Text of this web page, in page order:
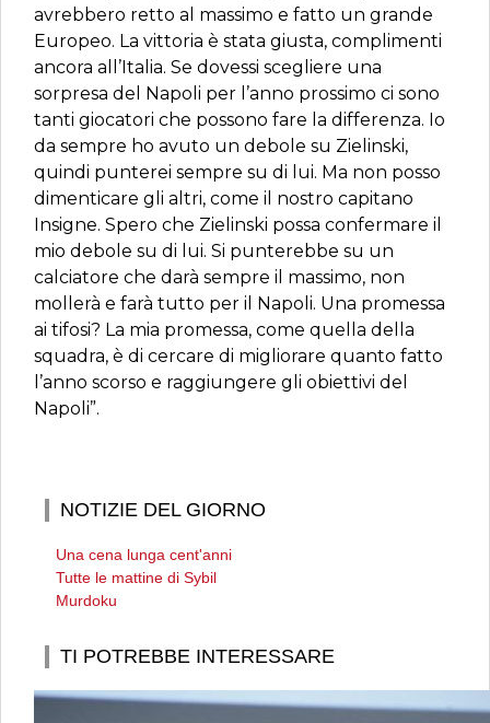
avrebbero retto al massimo e fatto un grande
Europeo. La vittoria è stata giusta, complimenti
ancora all’Italia. Se dovessi scegliere una
sorpresa del Napoli per l’anno prossimo ci sono
tanti giocatori che possono fare la differenza. Io
da sempre ho avuto un debole su Zielinski,
quindi punterei sempre su di lui. Ma non posso
dimenticare gli altri, come il nostro capitano
Insigne. Spero che Zielinski possa confermare il
mio debole su di lui. Si punterebbe su un
calciatore che darà sempre il massimo, non
mollerà e farà tutto per il Napoli. Una promessa
ai tifosi? La mia promessa, come quella della
squadra, è di cercare di migliorare quanto fatto
l’anno scorso e raggiungere gli obiettivi del
Napoli”.
NOTIZIE DEL GIORNO
Una cena lunga cent'anni
Tutte le mattine di Sybil
Murdoku
TI POTREBBE INTERESSARE